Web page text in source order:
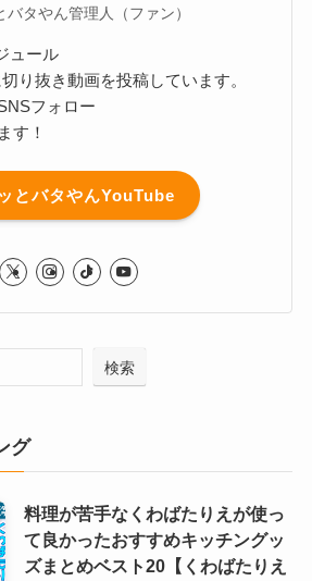
バタやん管理人（ファン）
ュール
り抜き動画を投稿しています。
フォロー
す！
とバタやんYouTube
検索
グ
料理が苦手なくわばたりえが使っ
て良かったおすすめキッチングッ
ズまとめベスト20【くわばたりえ